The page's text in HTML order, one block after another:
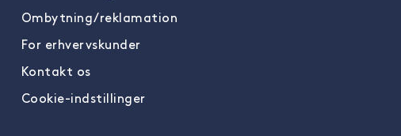
Ombytning/reklamation
For erhvervskunder
Kontakt os
Cookie-indstillinger